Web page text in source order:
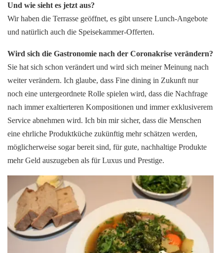
Und wie sieht es jetzt aus?
Wir haben die Terrasse geöffnet, es gibt unsere Lunch-Angebote
und natürlich auch die Speisekammer-Offerten.
Wird sich die Gastronomie nach der Coronakrise verändern?
Sie hat sich schon verändert und wird sich meiner Meinung nach
weiter verändern. Ich glaube, dass Fine dining in Zukunft nur
noch eine untergeordnete Rolle spielen wird, dass die Nachfrage
nach immer exaltierteren Kompositionen und immer exklusiverem
Service abnehmen wird. Ich bin mir sicher, dass die Menschen
eine ehrliche Produktküche zukünftig mehr schätzen werden,
möglicherweise sogar bereit sind, für gute, nachhaltige Produkte
mehr Geld auszugeben als für Luxus und Prestige.